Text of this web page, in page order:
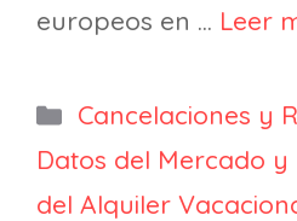
europeos en … Leer
Categorías
Cancelaciones y
Datos del Mercado y
del Alquiler